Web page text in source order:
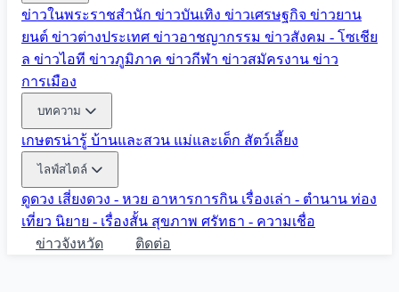
ข่าวในพระราชสำนัก ข่าวบันเทิง ข่าวเศรษฐกิจ ข่าวยาน
ยนต์ ข่าวต่างประเทศ ข่าวอาชญากรรม ข่าวสังคม - โซเชีย
ล ข่าวไอที ข่าวภูมิภาค ข่าวกีฬา ข่าวสมัครงาน ข่าว
การเมือง
บทความ
เกษตรน่ารู้ บ้านและสวน แม่และเด็ก สัตว์เลี้ยง
ไลฟ์สไตล์
ดูดวง เสี่ยงดวง - หวย อาหารการกิน เรื่องเล่า - ตำนาน ท่อง
เที่ยว นิยาย - เรื่องสั้น สุขภาพ ศรัทธา - ความเชื่อ
ข่าวจังหวัด
ติดต่อ